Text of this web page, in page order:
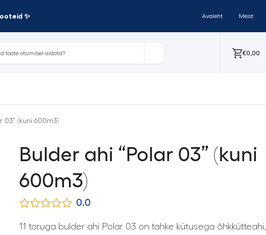
✨ Avaleht Meist
€0,00
03” (kuni 600m3)
Bulder ahi “Polar 03” (kuni
600m3)
0.0
11 toruga bulder ahi Polar 03 on tahke kütusega õhkkütteahi,